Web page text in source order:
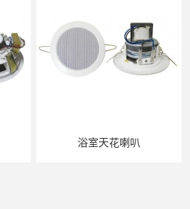
浴室天花喇叭